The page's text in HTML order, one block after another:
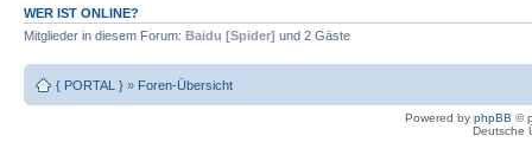
WER IST ONLINE?
Mitglieder in diesem Forum: Baidu [Spider] und 2 Gäste
{ PORTAL } » Foren-Übersicht
Powered by phpBB ©
Deutsche